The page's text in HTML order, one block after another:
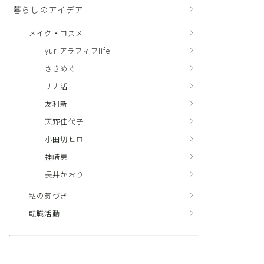
暮らしのアイデア
メイク・コスメ
yuriアラフィフlife
さきめぐ
サナ活
友利新
天野佳代子
小田切ヒロ
神崎恵
長井かおり
私の気づき
転職活動